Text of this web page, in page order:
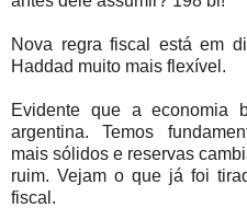
Nova regra fiscal está em
Haddad muito mais flexível.
Evidente que a economia
argentina. Temos
mais sólidos e reservas
ruim. Vejam o que já foi
fiscal.